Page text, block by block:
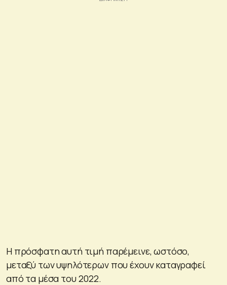
Η πρόσφατη αυτή τιμή παρέμεινε, ωστόσο,
μεταξύ των υψηλότερων που έχουν καταγραφεί
από τα μέσα του 2022.